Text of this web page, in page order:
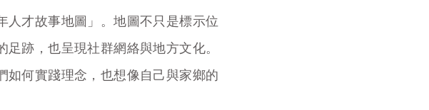
人才故事地圖」。地圖不只是標示位
跡，也呈現社群網絡與地方文化。
如何實踐理念，也想像自己與家鄉的